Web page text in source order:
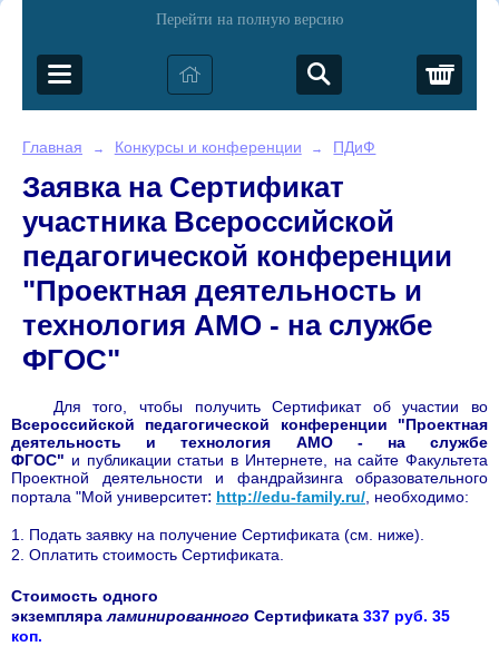
Перейти на полную версию
Главная → Конкурсы и конференции → ПДиФ
Заявка на Сертификат
участника Всероссийской
педагогической конференции
"Проектная деятельность и
технология АМО - на службе
ФГОС"
Для того, чтобы получить Сертификат об участии во
Всероссийской педагогической конференции "Проектная
деятельность и технология АМО - на службе
ФГОС" и публикации статьи в Интернете, на сайте Факультета
Проектной деятельности и фандрайзинга образовательного
портала "Мой университет: http://edu-family.ru/, необходимо:
1. Подать заявку на получение Сертификата (см. ниже).
2. Оплатить стоимость Сертификата.
Стоимость одного
экземпляраламинированного Сертификата 337 руб. 35
коп.